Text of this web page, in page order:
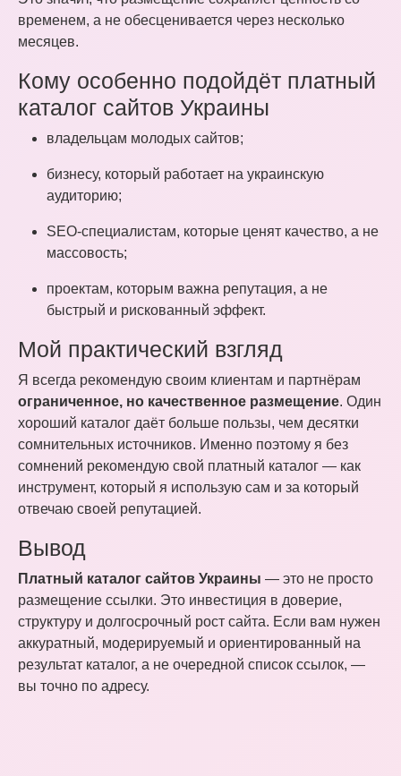
временем, а не обесценивается через несколько
месяцев.
Кому особенно подойдёт платный
каталог сайтов Украины
владельцам молодых сайтов;
бизнесу, который работает на украинскую
аудиторию;
SEO-специалистам, которые ценят качество, а не
массовость;
проектам, которым важна репутация, а не
быстрый и рискованный эффект.
Мой практический взгляд
Я всегда рекомендую своим клиентам и партнёрам
ограниченное, но качественное размещение. Один
хороший каталог даёт больше пользы, чем десятки
сомнительных источников. Именно поэтому я без
сомнений рекомендую свой платный каталог — как
инструмент, который я использую сам и за который
отвечаю своей репутацией.
Вывод
Платный каталог сайтов Украины — это не просто
размещение ссылки. Это инвестиция в доверие,
структуру и долгосрочный рост сайта. Если вам нужен
аккуратный, модерируемый и ориентированный на
результат каталог, а не очередной список ссылок, —
вы точно по адресу.